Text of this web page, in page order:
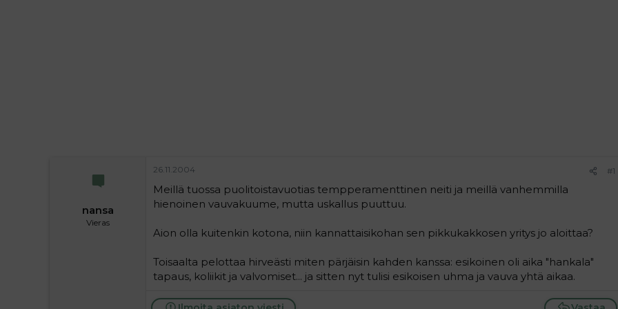
nansa
Vieras
26.11.2004 #1
Meillä tuossa puolitoistavuotias tempperamenttinen neiti ja meillä vanhemmilla
hienoinen vauvakuume, mutta uskallus puuttuu.
Aion olla kuitenkin kotona, niin kannattaisikohan sen pikkukakkosen yritys jo aloittaa?
Toisaalta pelottaa hirveästi miten pärjäisin kahden kanssa: esikoinen oli aika "hankala"
tapaus, koliikit ja valvomiset... ja sitten nyt tulisi esikoisen uhma ja vauva yhtä aikaa.